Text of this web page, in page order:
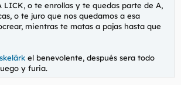
LICK, o te enrollas y te quedas parte de A,
o te juro que nos quedamos a esa
mientras te matas a pajas hasta que
el benevolente, después sera todo
y furia.